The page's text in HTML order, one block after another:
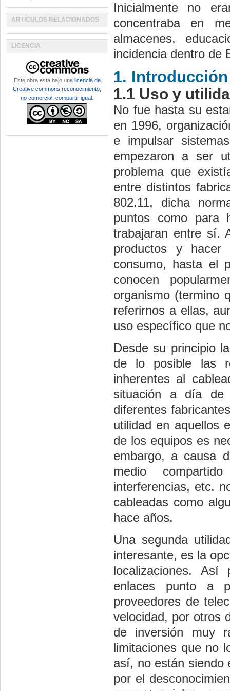
Inicialmente no
concentraba en
almacenes,
incidencia dentro de
1. Introducción
1.1 Uso y
No fue hasta su
en 1996,
e impulsar
empezaron a ser
problema que
entre distintos
802.11, dicha
puntos como para
trabajaran entre sí.
productos y
consumo, hasta el
conocen
organismo (termino
referirnos a ellas,
uso específico que
Desde su principio
de lo posible las
inherentes al
situación a día de
diferentes
utilidad en aquellos
de los equipos es
embargo, a causa
medio
interferencias, etc.
cableadas como
hace años.
Una segunda
interesante, es la
localizaciones.
enlaces punto a
proveedores de
velocidad, por otros
de inversión muy
limitaciones que no
así, no están siendo
por el
ARTÍCULOS RELACIONADOS
LICENCIA
Este obra está bajo una licencia de
Creative commons reconocimiento,
no comercial, compartir igual